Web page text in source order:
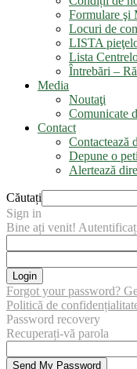
Formulare şi
Locuri de
LISTA
Lista
Întrebări –
Media
Noutaţi
Comunicate
Contact
Contactează
Depune o
Alertează
Căutați
Sign in
Bine ați venit!
Forgot your password?
Politică de
Password recovery
Recuperați-vă parola